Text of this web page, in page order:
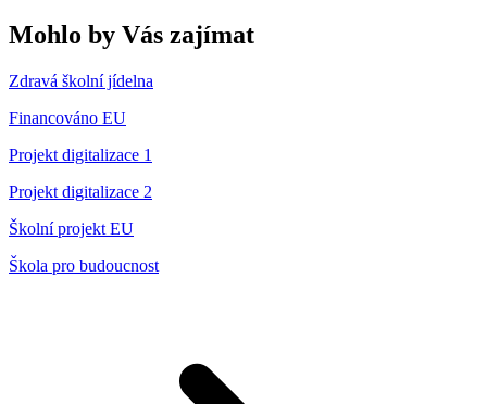
Mohlo by Vás zajímat
Zdravá školní jídelna
Financováno EU
Projekt digitalizace 1
Projekt digitalizace 2
Školní projekt EU
Škola pro budoucnost